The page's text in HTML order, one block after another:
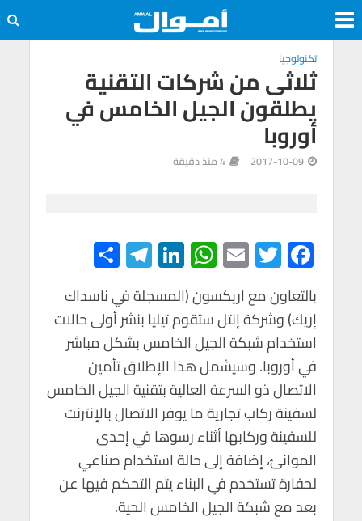
تكنولوجيا
ثلاثى من شركات التقنية
يطلقون الجيل الخامس في
أوروبا
2017-10-09 4 منذ دقيقة
F
ac
e
b
o
o
k
T
wi
tt
er
E
m
ail
W
h
at
s
A
p
p
Li
n
ke
dI
n
Te
le
gr
a
m
h
ar
e
بالتعاون مع اريكسون (المسجلة في ناسداك
إريك) وشركة إنتل ستقوم تيليا بنشر أولى حالات
استخدام شبكة الجيل الخامس بشكل مباشر
في أوروبا. وسيشمل هذا الإطلاق تأمين
الاتصال ذو السرعة العالية بتقنية الجيل الخامس
لسفينة ركاب تجارية ما يوفر الاتصال بالإنترنت
للسفينة وركابها أثناء رسوها في إحدى
الموانئ، إضافة إلى حالة استخدام صناعي
لحفارة تستخدم في البناء يتم التحكم فيها عن
بعد مع شبكة الجيل الخامس الحية.